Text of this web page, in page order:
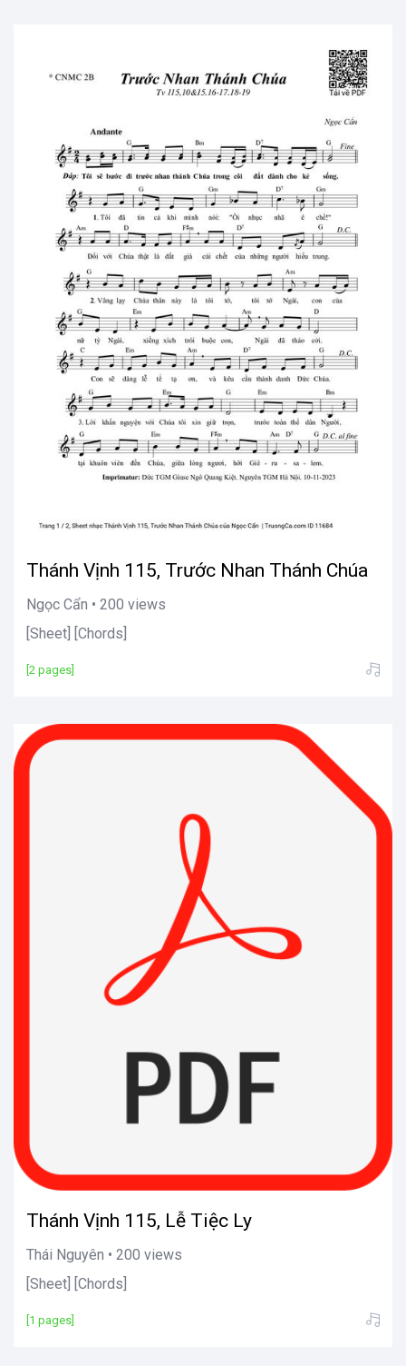
Thánh Vịnh 115, Trước Nhan Thánh Chúa
Ngọc Cẩn • 200 views
[Sheet] [Chords]
[2 pages]
Thánh Vịnh 115, Lễ Tiệc Ly
Thái Nguyên • 200 views
[Sheet] [Chords]
[1 pages]